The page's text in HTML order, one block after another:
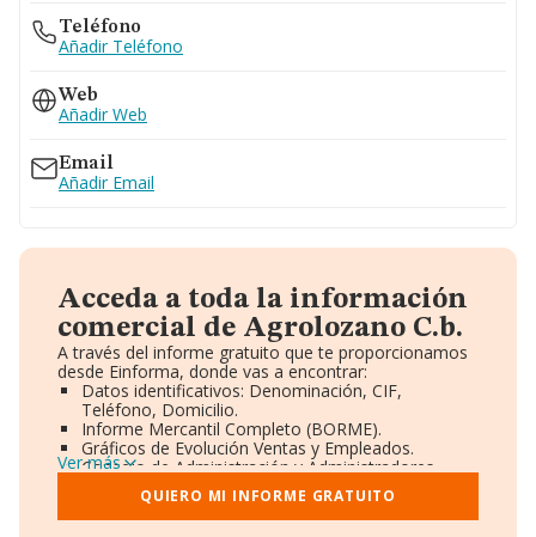
Teléfono
Añadir Teléfono
Web
Añadir Web
Email
Añadir Email
Acceda a toda la información
comercial de Agrolozano C.b.
A través del informe gratuito que te proporcionamos
desde Einforma, donde vas a encontrar:
Datos identificativos: Denominación, CIF,
Teléfono, Domicilio.
Informe Mercantil Completo (BORME).
Gráficos de Evolución Ventas y Empleados.
Consejo de Administración y Administradores.
Directivos y Ejecutivos.
Accionistas.
Participaciones y Vinculaciones en otras empresas.
Ver más
QUIERO MI INFORME GRATUITO